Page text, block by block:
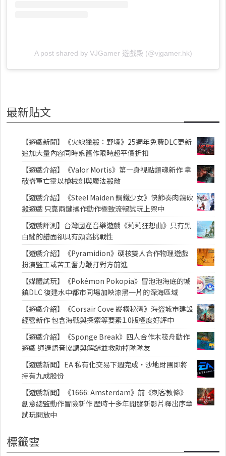
A post shared by VJGamer 遊戲殿 (@vjgamer.hk)
最新貼文
【遊戲新聞】《火線獵殺：野境》25週年免費DLC更新
追加大量內容同時系舊作限時超平價折扣
【遊戲介紹】《Valor Mortis》第一身視點類魂新作 拿
破崙軍亡靈以槍械劍與魔法殺敵
【遊戲介紹】《Steel Maiden 鋼鐵少女》快節奏肉鴿砍
殺遊戲 只靠兩鍵操作動作極致流暢試玩上架中
【遊戲評測】台灣國產音樂遊戲《莉莉狂想曲》只有黑
白鍵的譜面卻具有頗高挑戰性
【遊戲介紹】《Pyramidion》硬核雙人合作物理遊戲
扮演監工或苦工奮力鞭打對方前進
【媒體試玩】《Pokémon Pokopia》冒泡泡海底的城
鎮DLC 復建水中都市同場加映漆黑一片的深海區域
【遊戲介紹】《Corsair Cove 縱橫秘灣》海盜城市建設
經營新作 包含海戰與探索等要素1.0版極度好評中
【遊戲介紹】《Sponge Break》四人合作木筏舟動作
遊戲 通過語音協調與解謎並救助掉隊隊友
【遊戲新聞】EA 私有化交易下週完成・沙地財團即將
持有九成股份
【遊戲新聞】《1666: Amsterdam》前《刺客教條》
創意總監動作冒險新作 歷時十多年開發新影片釋出序章
試玩開放中
標籤雲